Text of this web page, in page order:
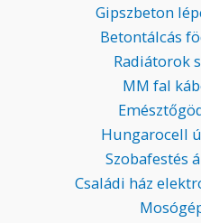
Gipszbeton
Betontálcás
Radiátorok
MM fal
Hungarocell
Szobafestés
Családi ház